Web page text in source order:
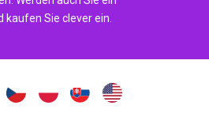
Sie clever ein.